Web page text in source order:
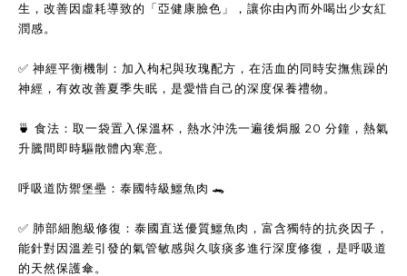
生，改善因虛耗導致的「亞健康臉色」，讓你由內而外喝出少女紅
潤感。
✅ 神經平衡機制：加入枸杞與玫瑰配方，在活血的同時安撫焦躁的
神經，有效改善夏季失眠，是愛惜自己的深度保養禮物。
🍵 食法：取一袋置入保溫杯，熱水沖洗一遍後焗服 20 分鐘，熱氣
升騰間即時驅散體內寒意。
呼吸道防禦堡壘：泰國特級鱷魚肉 🐊
✅ 肺部細胞級修復：泰國直送優質鱷魚肉，富含獨特的抗炎因子，
能針對因溫差引發的氣管敏感與久咳痰多進行深度修復，是呼吸道
的天然保護傘。